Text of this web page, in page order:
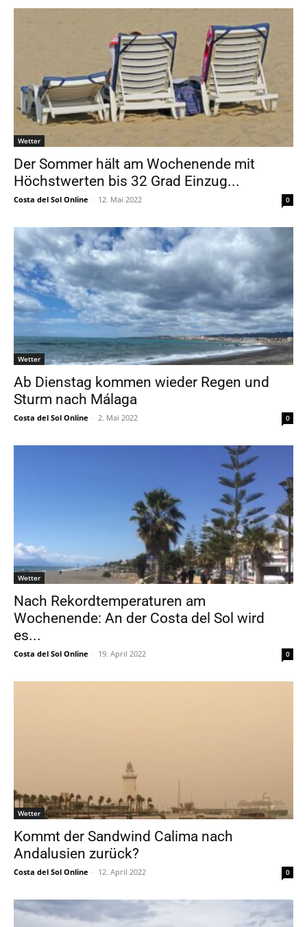
Wetter
Der Sommer hält am Wochenende mit
Höchstwerten bis 32 Grad Einzug...
Costa del Sol Online - 12. Mai 2022 0
Wetter
Ab Dienstag kommen wieder Regen und
Sturm nach Málaga
Costa del Sol Online - 2. Mai 2022 0
Wetter
Nach Rekordtemperaturen am
Wochenende: An der Costa del Sol wird
es...
Costa del Sol Online - 19. April 2022 0
Wetter
Kommt der Sandwind Calima nach
Andalusien zurück?
Costa del Sol Online - 12. April 2022 0